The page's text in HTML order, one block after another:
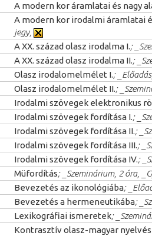
A modern kor áramlatai és nagy
A modern kor irodalmi áramlatai
jegy,
A XX. század olasz irodalma I.;
A XX. század olasz irodalma II.;
Olasz irodalomelmélet I.;
Olasz irodalomelmélet II.;
Irodalmi szövegek elektronikus
Irodalmi szövegek fordítása I.;
Irodalmi szövegek fordítása II.;
Irodalmi szövegek fordítása III.;
Irodalmi szövegek fordítása IV.;
Müfordítás; _Szeminárium, 2 óra,
Bevezetés az ikonológiába;
Bevezetés a hermeneutikába;
Lexikográfiai ismeretek;
Kontrasztív olasz-magyar